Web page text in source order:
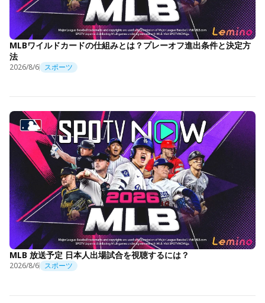
MLBワイルドカードの仕組みとは？プレーオフ進出条件と決定方
法
2026/8/6 スポーツ
MLB 放送予定 日本人出場試合を視聴するには？
2026/8/6 スポーツ